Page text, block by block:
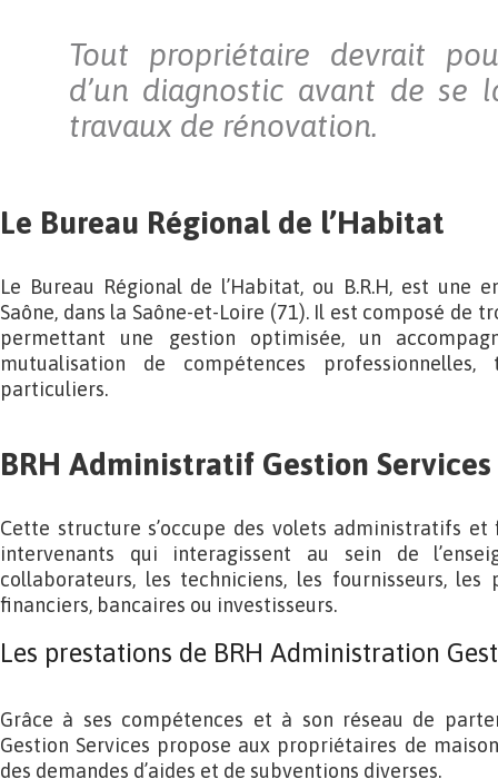
Tout propriétaire devrait
d’un diagnostic avant de se
travaux de rénovation.
Le Bureau Régional de l’Habitat
Le Bureau Régional de l’Habitat, ou B.R.H, est une
Saône, dans la Saône-et-Loire (71). Il est composé de
permettant une gestion optimisée, un
mutualisation de compétences
particuliers.
BRH Administratif Gestion Services
Cette structure s’occupe des volets administratifs et
intervenants qui interagissent au sein de
collaborateurs, les techniciens, les fournisseurs, les
financiers, bancaires ou investisseurs.
Les prestations de BRH Administration
Grâce à ses compétences et à son réseau de
Gestion Services propose aux propriétaires de
des demandes d’aides et de subventions diverses.